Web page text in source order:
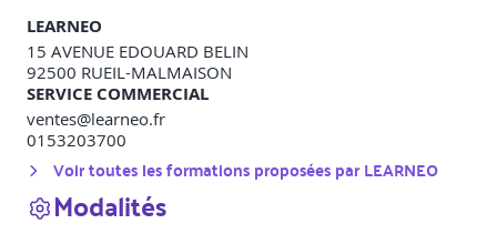
LEARNEO
15 AVENUE EDOUARD BELIN
92500 RUEIL-MALMAISON
SERVICE COMMERCIAL
ventes@learneo.fr
0153203700
Voir toutes les formations proposées parLEARNEO
Modalités